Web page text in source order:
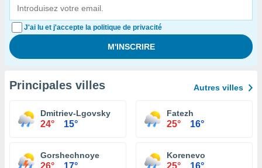
J'ai lu et j'accepte la politique de privacité
Principales villes Autres villes
Dmitriev-Lgovsky
24° 15°
Fatezh
25° 16°
Gorshechnoye
26° 17°
Korenevo
25° 16°